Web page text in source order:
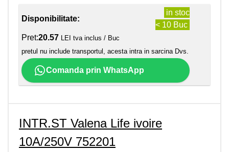
Disponibilitate:
in stoc
< 10 Buc
Pret:20.57 LEI tva inclus / Buc
pretul nu include transportul, acesta intra in sarcina Dvs.
Comanda prin WhatsApp
INTR.ST Valena Life ivoire
10A/250V 752201